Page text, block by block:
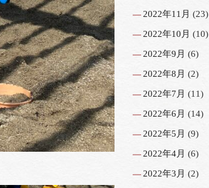
2022年11月 (23)
2022年10月 (10)
2022年9月 (6)
2022年8月 (2)
2022年7月 (11)
2022年6月 (14)
2022年5月 (9)
2022年4月 (6)
2022年3月 (2)